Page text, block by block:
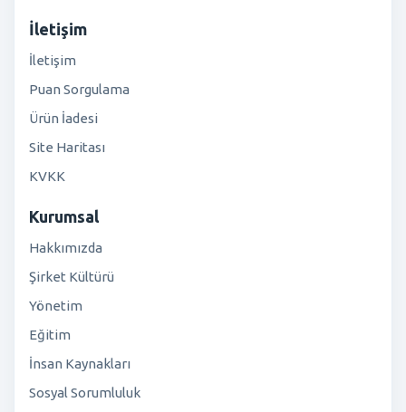
İletişim
İletişim
Puan Sorgulama
Ürün İadesi
Site Haritası
KVKK
Kurumsal
Hakkımızda
Şirket Kültürü
Yönetim
Eğitim
İnsan Kaynakları
Sosyal Sorumluluk